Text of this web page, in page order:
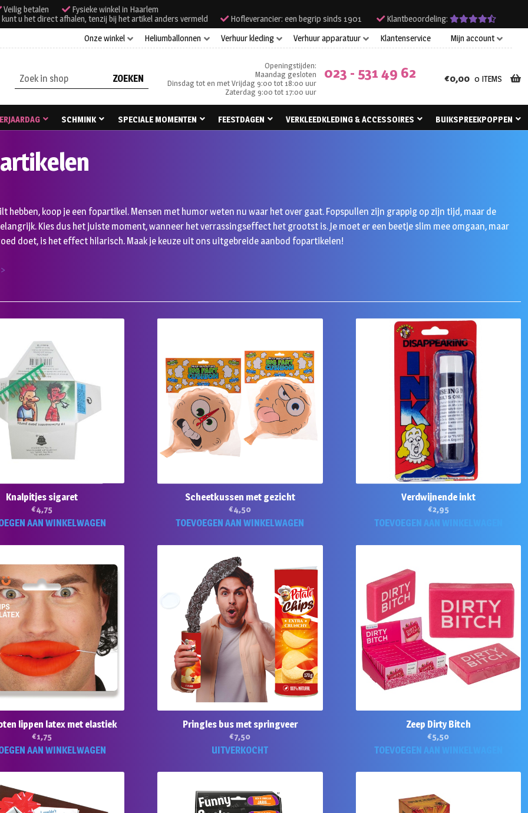
Veilig betalen
Fysieke winkel in Haarlem
u het direct afhalen, tenzij bij het artikel anders vermeld
Hofleverancier: een begrip sinds 1901
Klantbeoordeling:
Onze winkel
Heliumballonnen Verhuur kleding Verhuur apparatuur Klantenservice Mijn account
Zoeken
naar:
Openingstijden:
Maandag gesloten
Dinsdag tot en met Vrijdag 9:00 tot 18:00 uur
Zaterdag 9:00 tot 17:00 uur
023 - 531 49 62 €0,00 0 ITEMS
SCHMINK SPECIALE MOMENTEN FEESTDAGEN VERKLEEDKLEDING & ACCESSOIRES BUIKSPREEKPOPPEN
hebben, koop je een fopartikel. Mensen met humor weten nu waar het over gaat. Fopspullen zijn grappig op zijn tijd, maar de
Kies dus het juiste moment, wanneer het verrassingseffect het grootst is. Je moet er een beetje slim mee omgaan, maar
doet, is het effect hilarisch. Maak je keuze uit ons uitgebreide aanbod fopartikelen!
Knalpitjes sigaret
€4,75
AAN WINKELWAGEN
Scheetkussen met gezicht
€4,50
TOEVOEGEN AAN WINKELWAGEN
Verdwijnende inkt
€2,95
TOEVOEGEN AAN WINKELWAGEN
lippen latex met elastiek
€1,75
AAN WINKELWAGEN
Pringles bus met springveer
€7,50
UITVERKOCHT
Zeep Dirty Bitch
€5,50
TOEVOEGEN AAN WINKELWAGEN